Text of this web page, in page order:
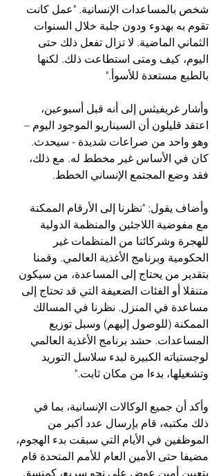
شخص بالمساعدات الإنسانية. "عمل كانت
تقوم به بهدوء ودون جلبة خلال السنوات
الثماني الماضية. لا تزال تفعل ذلك حتى
اليوم، كيف ومتى استطاعت ذلك. لكنها
بالطبع مستعدة للأسوأ."
وأشار غريفيثس إلى أنه قبل أسبوعين،
اعتقد قليلون أن السيناريو الموجود اليوم –
وهو واحد من صراعات شديدة - سيحدث.
كان في الأساس غير مخطط له. مع ذلك،
فقد وضع المجتمع الإنساني الخطط.
وأضاف يقول: "نظرنا إلى الأرقام الممكنة
مع مفوضية اللاجئين والمنظمة الدولية
للهجرة وشركائنا من المنظمات غير
الحكومية وبرنامج الأغذية العالمي. وقمنا
بتقدير من يحتاج إلى المساعدة، من سيكون
متنقلا أو الفئات الضعيفة التي قد تحتاج إلى
مساعدة في المنزل. نظرنا في المسالك
الممكنة (للوصول إليهم) وسبل توزيع
المساعدات. حشد برنامج الأغذية العالمي
لوجستياته الكبيرة لبدء سلاسل التوريد
وتشغيلها، بدءا من مكان ثابت."
وأكد أن جميع الوكالات الإنسانية، بما في
ذلك مكتبه، قام بإرسال عدد أكبر من
الموظفين في الأيام التي سبقت بدء الهجوم،
مضيفا حتى الأمين العام للأمم المتحدة قام
بتعيين أمين عوض على نحو سريع، كمنسق